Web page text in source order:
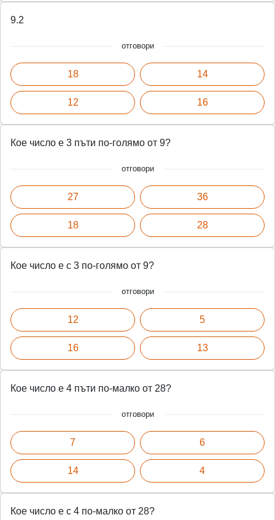
9.2
отговори
18
12
14
16
Кое число е 3 пъти по-голямо от 9?
отговори
27
18
36
28
Кое число е с 3 по-голямо от 9?
отговори
12
16
5
13
Кое число е 4 пъти по-малко от 28?
отговори
7
14
6
4
Кое число е с 4 по-малко от 28?